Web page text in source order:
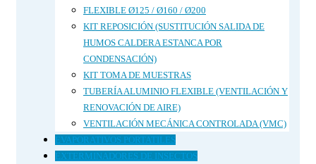
FLEXIBLE Ø125 / Ø160 / Ø200
KIT REPOSICIÓN (SUSTITUCIÓN SALIDA DE
HUMOS CALDERA ESTANCA POR
CONDENSACIÓN)
KIT TOMA DE MUESTRAS
TUBERÍA ALUMINIO FLEXIBLE (VENTILACIÓN Y
RENOVACIÓN DE AIRE)
VENTILACIÓN MECÁNICA CONTROLADA (VMC)
EVAPORATIVOS PORTATILES
EXTERMINADORES DE INSECTOS